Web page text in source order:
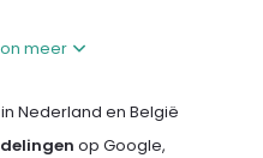
meer
Nederland en België
op Google,